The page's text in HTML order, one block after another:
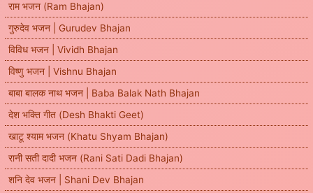
राम भजन (Ram Bhajan)
गुरुदेव भजन | Gurudev Bhajan
विविध भजन | Vividh Bhajan
विष्णु भजन | Vishnu Bhajan
बाबा बालक नाथ भजन | Baba Balak Nath Bhajan
देश भक्ति गीत (Desh Bhakti Geet)
खाटू श्याम भजन (Khatu Shyam Bhajan)
रानी सती दादी भजन (Rani Sati Dadi Bhajan)
शनि देव भजन | Shani Dev Bhajan